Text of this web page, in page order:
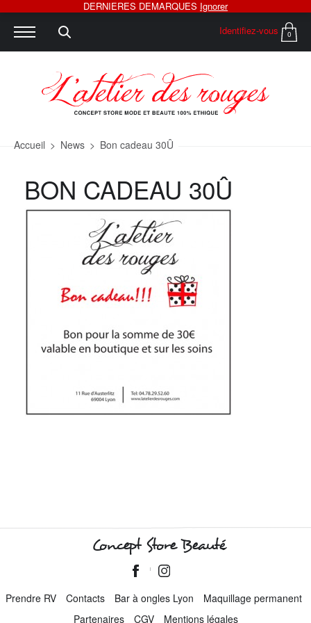
Identifiez-vous 0
Accueil > News > Bon cadeau 30Û
BON CADEAU 30Û
Concept Store Beauté
Prendre RV Contacts Bar à ongles Lyon
Maquillage permanent
Partenaires
CGV Mentions légales
DERNIERES DEMARQUES Ignorer